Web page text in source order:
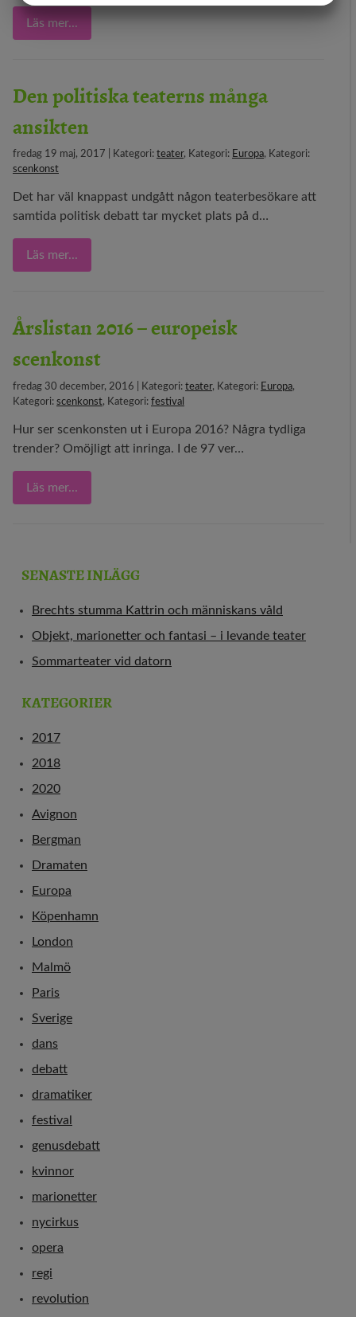
Läs mer...
Den politiska teaterns många
ansikten
fredag 19 maj, 2017 | Kategori: teater, Kategori: Europa, Kategori:
scenkonst
Det har väl knappast undgått någon teaterbesökare att
samtida politisk debatt tar mycket plats på d…
Läs mer...
Årslistan 2016 – europeisk
scenkonst
fredag 30 december, 2016 | Kategori: teater, Kategori: Europa,
Kategori: scenkonst, Kategori: festival
Hur ser scenkonsten ut i Europa 2016? Några tydliga
trender? Omöjligt att inringa. I de 97 ver…
Läs mer...
SENASTE INLÄGG
Brechts stumma Kattrin och människans våld
Objekt, marionetter och fantasi – i levande teater
Sommarteater vid datorn
KATEGORIER
2017
2018
2020
Avignon
Bergman
Dramaten
Europa
Köpenhamn
London
Malmö
Paris
Sverige
dans
debatt
dramatiker
festival
genusdebatt
kvinnor
marionetter
nycirkus
opera
regi
revolution